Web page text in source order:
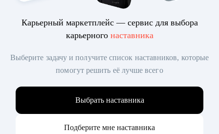
Карьерный маркетплейс — сервис для выбора
карьерного наставника
Выберите задачу и получите список наставников, которые
помогут решить её лучше всего
Выбрать наставника
Подберите мне наставника